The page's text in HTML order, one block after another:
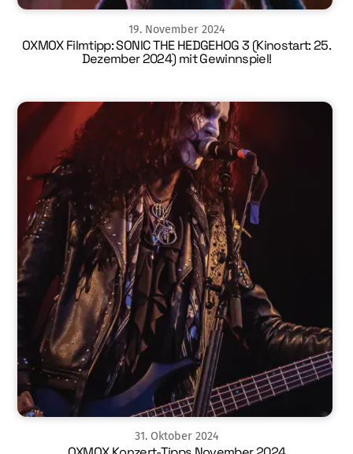
19. November 2024
OXMOX Filmtipp: SONIC THE HEDGEHOG 3 (Kinostart: 25.
Dezember 2024) mit Gewinnspiel!
31. Oktober 2024